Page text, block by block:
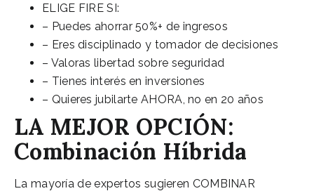
ELIGE FIRE SI:
– Puedes ahorrar 50%+ de ingresos
– Eres disciplinado y tomador de decisiones
– Valoras libertad sobre seguridad
– Tienes interés en inversiones
– Quieres jubilarte AHORA, no en 20 años
LA MEJOR OPCIÓN:
Combinación Híbrida
La mayoría de expertos sugieren COMBINAR